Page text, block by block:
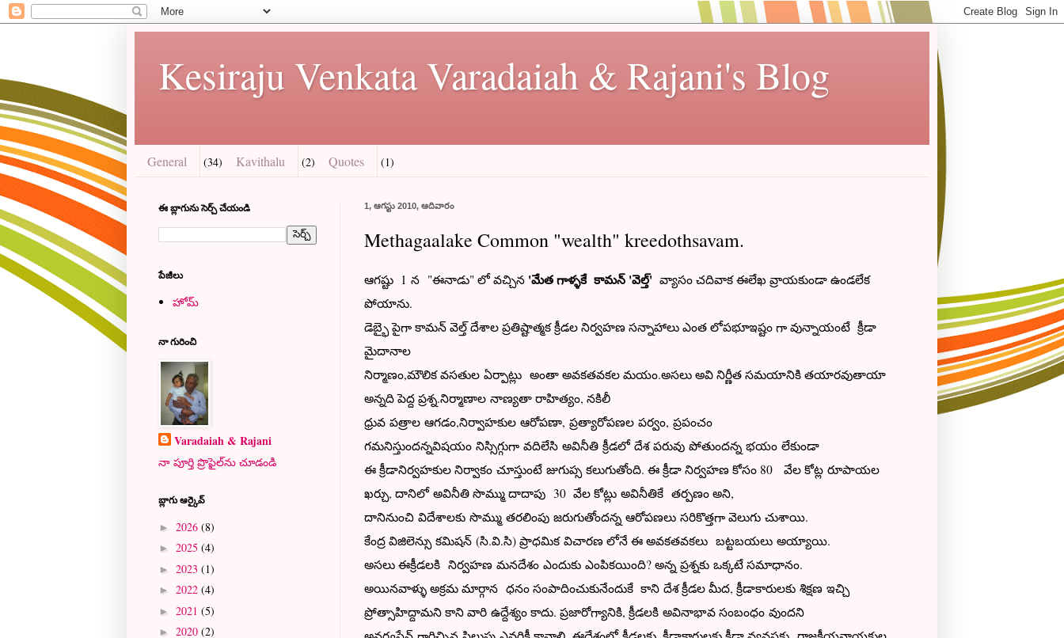
Kesiraju Venkata Varadaiah & Rajani's Blog
General (34) Kavithalu (2) Quotes (1)
1, ఆగస్టు 2010, ఆదివారం
Methagaalake Common "wealth" kreedothsavam.
ఆగష్టు 1 న "ఈనాడు" లో వచ్చిన 'మేత గాళ్ళకే కామన్ 'వెల్త్' వ్యాసం చదివాక ఈలేఖ వ్రాయకుండా ఉండలేక
పోయాను.
డెబ్భై పైగా కామన్ వెల్త్ దేశాల ప్రతిష్టాత్మక క్రీడల నిర్వహణ సన్నాహాలు ఎంత లోపభూఇష్టం గా వున్నాయంటే క్రీడా
మైదానాల
నిర్మాణం,మౌలిక వసతుల ఏర్పాట్లు అంతా అవకతవకల మయం.అసలు అవి నిర్ణీత సమయానికి తయారవుతాయా
అన్నది పెద్ద ప్రశ్న.నిర్మాణాల నాణ్యతా రాహిత్యం, నకిలీ
ధ్రువ పత్రాల ఆగడం,నిర్వాహకుల ఆరోపణా, ప్రత్యారోపణల పర్వం, ప్రపంచం
గమనిస్తుందన్నవిషయం నిస్సిగ్గుగా వదిలేసి అవినీతి క్రీడలో దేశ పరువు పోతుందన్న భయం లేకుండా
ఈ క్రీడానిర్వహకుల నిర్వాకం చూస్తుంటే జుగుప్స కలుగుతోంది. ఈ క్రీడా నిర్వహణ కోసం 80 వేల కోట్ల రూపాయల
ఖర్చు, దానిలో అవినీతి సొమ్ము దాదాపు 30 వేల కోట్లు అవినీతికే తర్పణం అని,
దానినుంచి విదేశాలకు సొమ్ము తరలింపు జరుగుతోందన్న ఆరోపణలు సరికొత్తగా వెలుగు చుశాయి.
కేంద్ర విజిలెన్సు కమిషన్ (సి.వి.సి) ప్రాధమిక విచారణ లోనే ఈ అవకతవకలు బట్టబయలు అయ్యాయి.
అసలు ఈక్రీడలకి నిర్వహణ మనదేశం ఎందుకు ఎంపికయింది? అన్న ప్రశ్నకు ఒక్కటే సమాధానం.
అయినవాళ్ళు అక్రమ మార్గాన ధనం సంపాదించుకునేందుకే కాని దేశ క్రీడల మీద, క్రీడాకారులకు శిక్షణ ఇచ్చి
ప్రోత్సాహిద్దామని కాని వారి ఉద్దేశ్యం కాదు. ప్రజారోగ్యానికి, క్రీడలకి అవినాభావ సంబంధం వుందని
ఈ బ్లాగును సెర్చ్ చేయండి
పేజీలు
హోమ్
నా గురించి
Varadaiah & Rajani
నా పూర్తి ప్రొఫైల్‌ను చూడండి
బ్లాగు ఆర్కైవ్
► 2026 (8)
► 2025 (4)
► 2023 (1)
► 2022 (4)
► 2021 (5)
► 2020 (2)